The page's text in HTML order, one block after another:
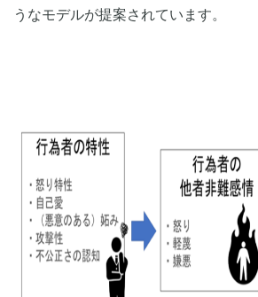
うなモデルが提案されています。